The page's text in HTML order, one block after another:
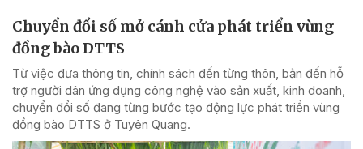
Chuyển đổi số mở cánh cửa phát triển vùng
đồng bào DTTS
Từ việc đưa thông tin, chính sách đến từng thôn, bản đến hỗ
trợ người dân ứng dụng công nghệ vào sản xuất, kinh doanh,
chuyển đổi số đang từng bước tạo động lực phát triển vùng
đồng bào DTTS ở Tuyên Quang.